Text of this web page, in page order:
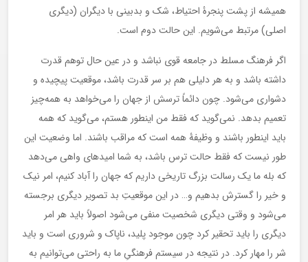
همیشه از پشت پنجرۀ‌ احتیاط، شک و بدبینی با دیگران (دیگری
اصلی) مرتبط می‌شویم. این حالت دوم است.
اگر فرهنگ مسلط در جامعه قوی نباشد و در عین حال توهم قدرت
داشته باشد و به هر دلیلی هم بر سر قدرت باشد، موقعیت پیچیده و
دشواری می‌شود. چون دائماً ترسش از جهان را می‌خواهد به همه‌چیز
تعمیم بدهد. نمی‌گوید که فقط من اینطور هستم، می‌گوید که همه
باید اینطور باشند و وظیفۀ همه است که مراقب باشند. اما وضعیت این
طور نیست که فقط حالت ترس باشد، به شما امیدهای واهی می‌دهد
که بله ما یک رسالت بزرگ تاریخی داریم که جهان را آباد کنیم، امر نیک
و خیر را گسترش بدهیم و… در این موقعیتِ بد تصویر دیگری برجسته
می‌شود و وقتی دیگری شخصیت منفی می‌شود اصولاً باید هر امر
دیگری را باید تحقیر کرد چون موجود پلید، ناپاک و شروری است و باید
شر را مهار کرد. در نتیجه در سیستم فرهنگیِ ما به راحتی می‌توانیم به